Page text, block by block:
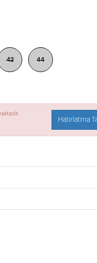
42 44
Hatırlatma